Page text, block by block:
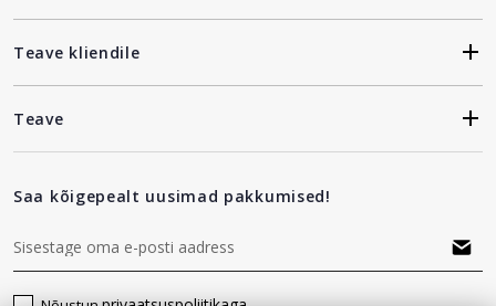
Teave kliendile
Teave
Saa kõigepealt uusimad pakkumised!